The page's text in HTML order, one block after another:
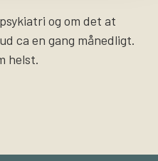
og om det at
ca en gang månedligt.
helst.